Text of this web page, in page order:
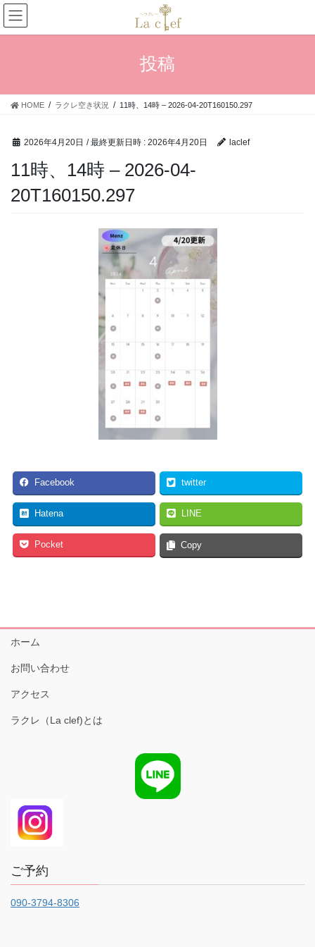
コ
ン
テ
ス
ナ
ビ
ゲ
ン
投稿
HOME ラクレ空き状況 11時、14時 – 2026-04-20T160150.297
2026年4月20日 / 最終更新日時 : 2026年4月20日 laclef
11時、14時 – 2026-04-
20T160150.297
Facebook twitter
Hatena LINE
Pocket Copy
ホーム
お問い合わせ
アクセス
ラクレ（La clef)とは
ご予約
090-3794-8306